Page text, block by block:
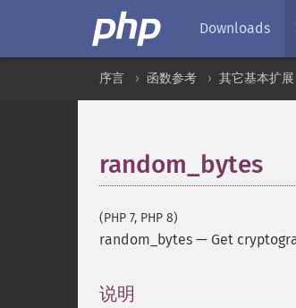
Downloads
序言 函数参考 其它基本扩展
random_bytes
(PHP 7, PHP 8)
random_bytes — Get
说明